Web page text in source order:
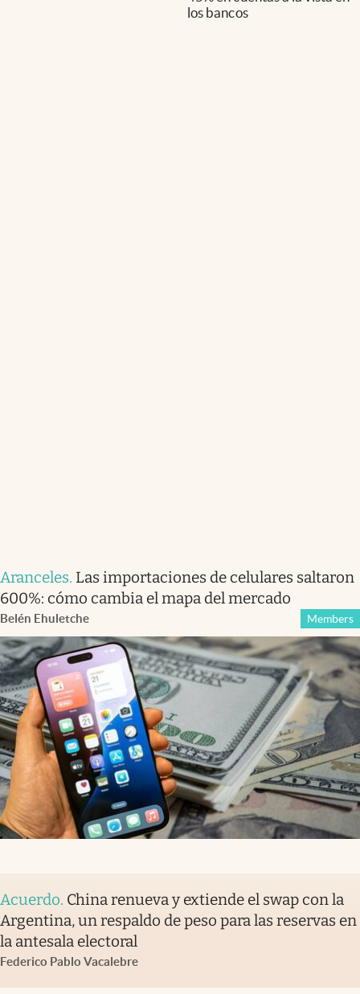
los bancos
Aranceles. Las importaciones de celulares saltaron
600%: cómo cambia el mapa del mercado
Belén Ehuletche Members
Acuerdo. China renueva y extiende el swap con la
Argentina, un respaldo de peso para las reservas en
la antesala electoral
Federico Pablo Vacalebre